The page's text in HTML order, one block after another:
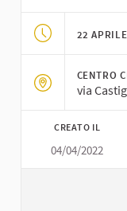
22
CENTRO
via
CREATO IL
04/04/2022